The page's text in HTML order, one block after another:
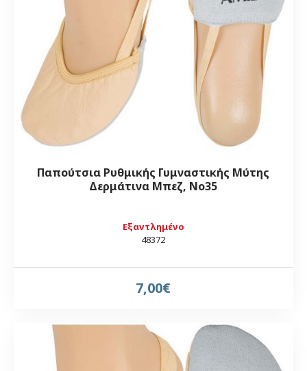
Εξαντλημένο
48372
Παπούτσια Ρυθμικής Γυμναστικής Μύτης
Δερμάτινα Μπεζ, Νο35
7,00€